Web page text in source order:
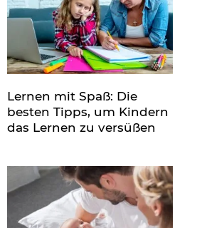
Lernen mit Spaß: Die
besten Tipps, um Kindern
das Lernen zu versüßen